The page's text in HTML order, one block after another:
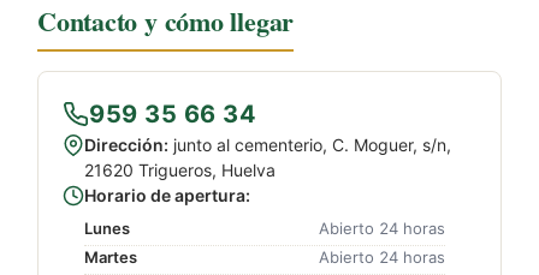
Contacto y cómo llegar
959 35 66 34
Dirección: junto al cementerio, C. Moguer, s/n,
21620 Trigueros, Huelva
Horario de apertura:
Lunes
Abierto 24 horas
Martes
Abierto 24 horas